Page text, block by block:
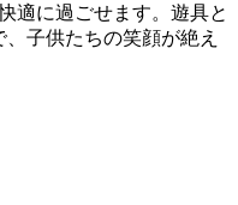
適に過ごせます。遊具と
子供たちの笑顔が絶え